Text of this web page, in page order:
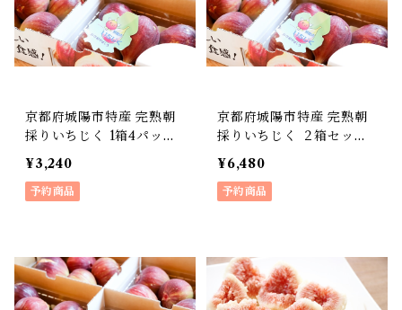
京都府城陽市特産 完熟朝
採りいちじく 1箱4パック
入り
¥3,240
予約商品
京都府城陽市特産 完熟朝
採りいちじく ２箱セット
(1箱4パック入り)
¥6,480
予約商品